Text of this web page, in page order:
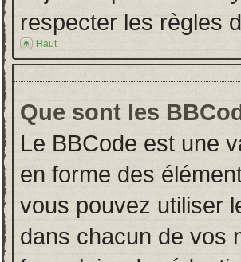
respecter les règles
Haut
Que sont les
Le BBCode est une
en forme des
vous pouvez utiliser
dans chacun de vos